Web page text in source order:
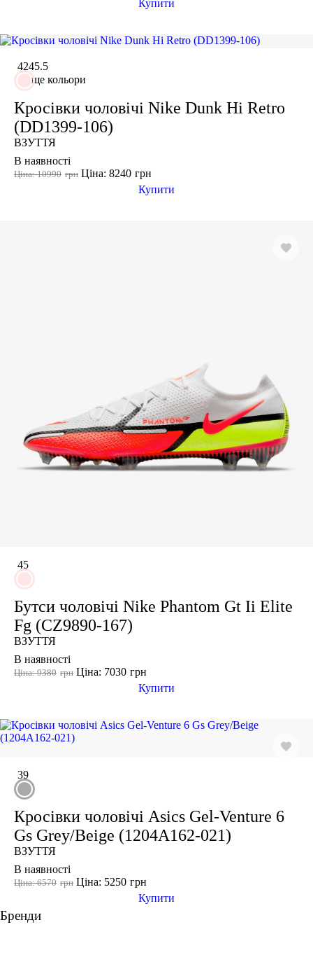
Виробник
Under Armour
Купити
-25%
4245.5
ще кольори
Кросівки чоловічі Nike Dunk Hi Retro
(DD1399-106)
ВЗУТТЯ
В наявності
грн
Ціна: 10990 грн
Ціна: 8240
Купити
45
Бутси чоловічі Nike Phantom Gt Ii Elite
Fg (CZ9890-167)
ВЗУТТЯ
В наявності
грн
Ціна: 9380 грн
Ціна: 7030
Купити
-20%
39
Кросівки чоловічі Asics Gel-Venture 6
Gs Grey/Beige (1204A162-021)
ВЗУТТЯ
В наявності
грн
Ціна: 6570 грн
Ціна: 5250
Купити
Бренди